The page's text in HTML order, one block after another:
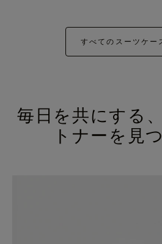
すべてのスーツケー
毎日を共にする
トナーを見